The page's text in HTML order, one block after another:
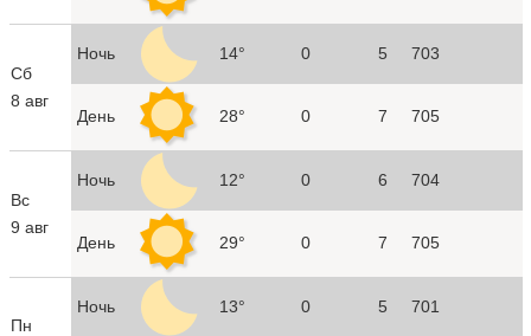
Сб
8 авг
Ночь 14° 0 5 703
День 28° 0 7 705
Вс
9 авг
Ночь 12° 0 6 704
День 29° 0 7 705
Пн
Ночь 13° 0 5 701